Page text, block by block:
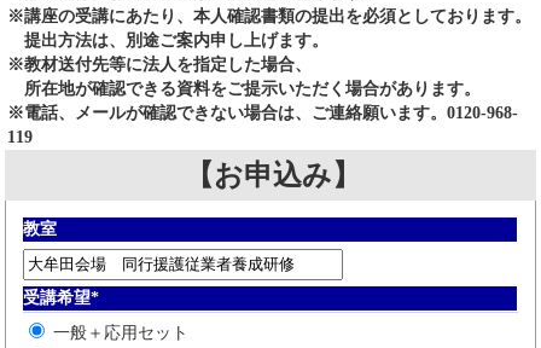
※講座の受講にあたり、本人確認書類の提出を必須としております。
提出方法は、別途ご案内申し上げます。
※教材送付先等に法人を指定した場合、
所在地が確認できる資料をご提示いただく場合があります。
※電話、メールが確認できない場合は、ご連絡願います。0120-968-
119
【お申込み】
教室
受講希望*
一般＋応用セット